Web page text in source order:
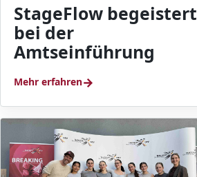
StageFlow begeistert
bei der
Amtseinführung
Mehr erfahren→